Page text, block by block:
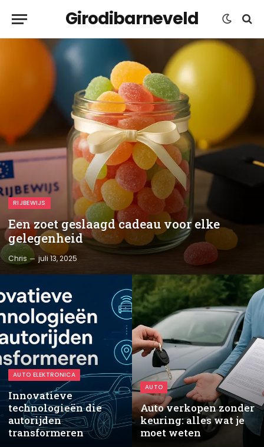
Girodibarneveld
RIJBEWIJS
Een zoet geslaagd cadeau voor elke
gelegenheid
Chris juli 13, 2025
AUTO ELEKTRONICA
Innovatieve
technologieën die
autorijden
transformeren
AUTO
Auto verkopen zonder
keuring: alles wat je
moet weten